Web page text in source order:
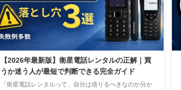
パスを使いこなすテクニック地図とコンパスの使用は登
山に ...
【2026年最新版】衛星電話レンタルの正解｜買
うか迷う人が最短で判断できる完全ガイド
「衛星電話レンタルって、自分は借りるべきなのか分か